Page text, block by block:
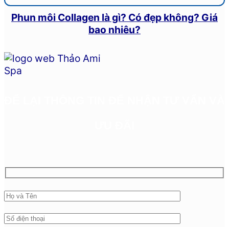
Phun môi Collagen là gì? Có đẹp không? Giá
bao nhiêu?